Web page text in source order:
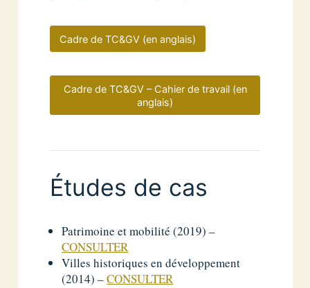
Cadre de TC&GV (en anglais)
Cadre de TC&GV – Cahier de travail (en
anglais)
Études de cas
Patrimoine et mobilité (2019) –
CONSULTER
Villes historiques en développement
(2014) –CONSULTER